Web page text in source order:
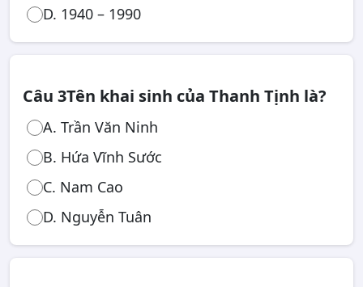
D. 1940 – 1990
Câu 3Tên khai sinh của Thanh Tịnh là?
A. Trần Văn Ninh
B. Hứa Vĩnh Sước
C. Nam Cao
D. Nguyễn Tuân